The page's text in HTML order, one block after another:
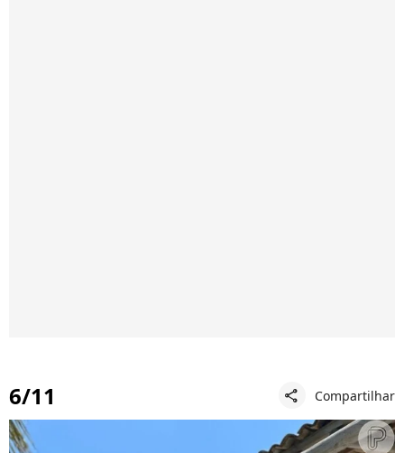
6/11 share Compartilhar